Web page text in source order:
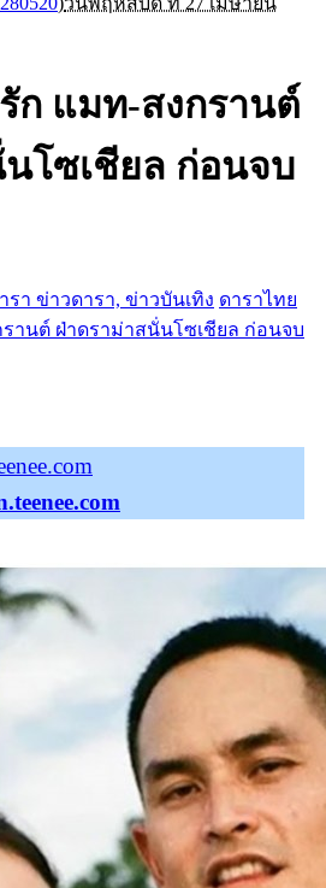
ก แมท-สงกรานต์
โซเชียล ก่อนจบ
รา ข่าวดารา, ข่าวบันเทิง ดาราไทย
านต์ ฝ่าดราม่าสนั่นโซเชียล ก่อนจบ